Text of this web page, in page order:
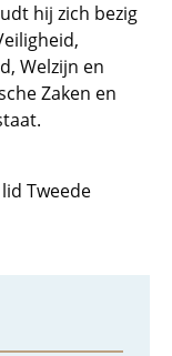
hij zich bezig
Welzijn en
Zaken en
Tweede